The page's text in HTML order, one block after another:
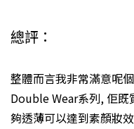
總評：
整體而言我非常滿意呢
Double Wear系列, 佢
夠透薄可以達到素顏妝